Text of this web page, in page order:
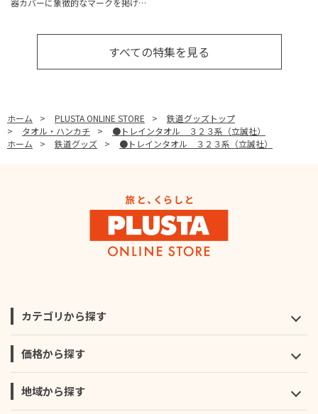
すべての特集を見る
ホーム > PLUSTA ONLINE STORE >
鉄道グッズトップ
>
タオル・ハンカチ >
●トレインタオル ３２３系（立誠社）
ホーム
> 鉄道グッズ > ●トレインタオル ３２３系（立誠社）
カテゴリから探す
価格から探す
地域から探す